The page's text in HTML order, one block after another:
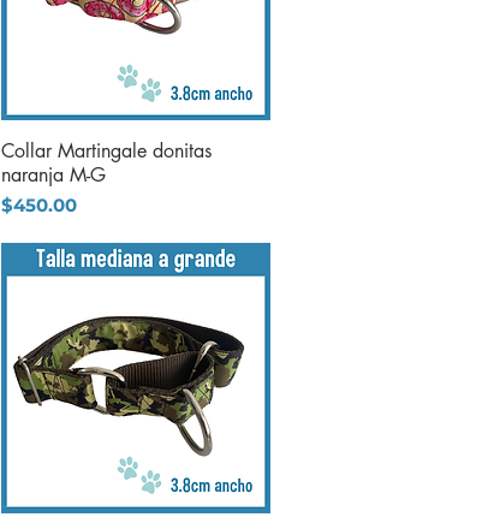
Vista rápida
Collar Martingale donitas
naranja M-G
Precio
$450.00